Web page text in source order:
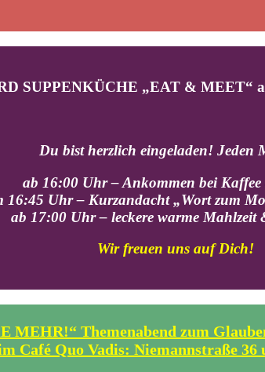
SUPPENKÜCHE „EAT & MEET“
Du bist herzlich eingeladen! Jeden
ab 16:00 Uhr – Ankommen bei
16:45 Uhr – Kurzandacht „Wort zum
ab 17:00 Uhr – leckere warme Mahlzeit
Wir freuen uns auf Dich!
MEHR!“ Themenabend zum
Café Quo Vadis: Niemannstraße 36